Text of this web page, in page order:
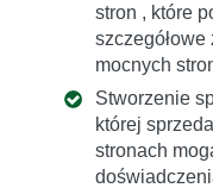
stron , które
mocnych
Stworzenie
której
stronach